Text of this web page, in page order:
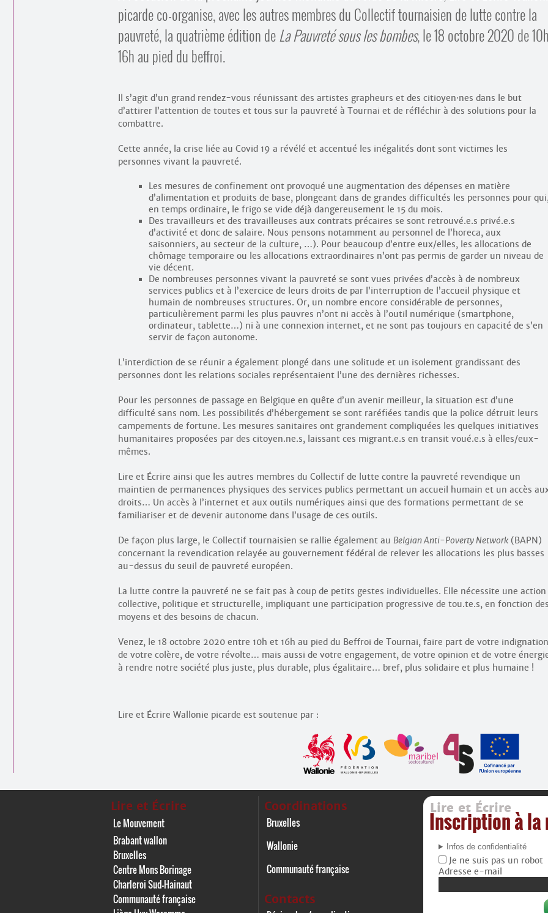
picarde co-organise, avec les autres membres du Collectif tournaisien de lutte contre la
pauvreté, la quatrième édition deLa Pauvreté sous les bombes, le 18 octobre 2020 de
16h au pied du beffroi.
Il s’agit d’un grand rendez-vous réunissant des artistes grapheurs et des citioyen·nes dans le but
d’attirer l’attention de toutes et tous sur la pauvreté à Tournai et de réfléchir à des solutions pour la
combattre.
Cette année, la crise liée au Covid 19 a révélé et accentué les inégalités dont sont victimes les
personnes vivant la pauvreté.
Les mesures de confinement ont provoqué une augmentation des dépenses en matière
d’alimentation et produits de base, plongeant dans de grandes difficultés les personnes pour
en temps ordinaire, le frigo se vide déjà dangereusement le 15 du mois.
Des travailleurs et des travailleuses aux contrats précaires se sont retrouvé.e.s privé.e.s
d’activité et donc de salaire. Nous pensons notamment au personnel de l’horeca, aux
saisonniers, au secteur de la culture, …). Pour beaucoup d’entre eux/elles, les allocations de
chômage temporaire ou les allocations extraordinaires n’ont pas permis de garder un niveau de
vie décent.
De nombreuses personnes vivant la pauvreté se sont vues privées d’accès à de nombreux
services publics et à l’exercice de leurs droits de par l’interruption de l’accueil physique et
humain de nombreuses structures. Or, un nombre encore considérable de personnes,
particulièrement parmi les plus pauvres n’ont ni accès à l’outil numérique (smartphone,
ordinateur, tablette…) ni à une connexion internet, et ne sont pas toujours en capacité de s’en
servir de façon autonome.
L’interdiction de se réunir a également plongé dans une solitude et un isolement grandissant des
personnes dont les relations sociales représentaient l’une des dernières richesses.
Pour les personnes de passage en Belgique en quête d’un avenir meilleur, la situation est d’une
difficulté sans nom. Les possibilités d’hébergement se sont raréfiées tandis que la police détruit leurs
campements de fortune. Les mesures sanitaires ont grandement compliquées les quelques initiatives
humanitaires proposées par des citoyen.ne.s, laissant ces migrant.e.s en transit voué.e.s à elles/eux-
mêmes.
Lire et Écrire ainsi que les autres membres du Collectif de lutte contre la pauvreté revendique un
maintien de permanences physiques des services publics permettant un accueil humain et un accès
droits… Un accès à l’internet et aux outils numériques ainsi que des formations permettant de se
familiariser et de devenir autonome dans l’usage de ces outils.
De façon plus large, le Collectif tournaisien se rallie également au Belgian Anti-Poverty Network (BAPN)
concernant la revendication relayée au gouvernement fédéral de relever les allocations les plus basses
au-dessus du seuil de pauvreté européen.
La lutte contre la pauvreté ne se fait pas à coup de petits gestes individuelles. Elle nécessite une action
collective, politique et structurelle, impliquant une participation progressive de tou.te.s, en fonction
moyens et des besoins de chacun.
Venez, le 18 octobre 2020 entre 10h et 16h au pied du Beffroi de Tournai, faire part de votre
de votre colère, de votre révolte… mais aussi de votre engagement, de votre opinion et de votre
à rendre notre société plus juste, plus durable, plus égalitaire… bref, plus solidaire et plus humaine !
Lire et Écrire Wallonie picarde est soutenue par :
Lire et Écrire
Le Mouvement
Brabant wallon
Bruxelles
Centre Mons Borinage
Charleroi Sud-Hainaut
Communauté française
Coordinations
Bruxelles
Wallonie
Communauté française
Contacts
Lire et Écrire
Inscription à la
Infos de confidentialité
Je ne suis pas un robot
Adresse e-mail